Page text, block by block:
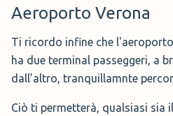
Aeroporto Verona
Ti ricordo infine che
ha due terminal passeggeri, a
dall’altro, tranquillamnte
Ciò ti permetterà, qualsiasi sia